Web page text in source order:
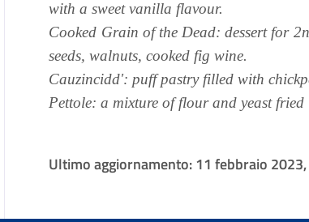
with a sweet vanilla flavour.
Cooked Grain of the Dead: dessert for
seeds, walnuts, cooked fig wine.
Cauzincidd': puff pastry filled with
Pettole: a mixture of flour and yeast
Ultimo aggiornamento:11 febbraio